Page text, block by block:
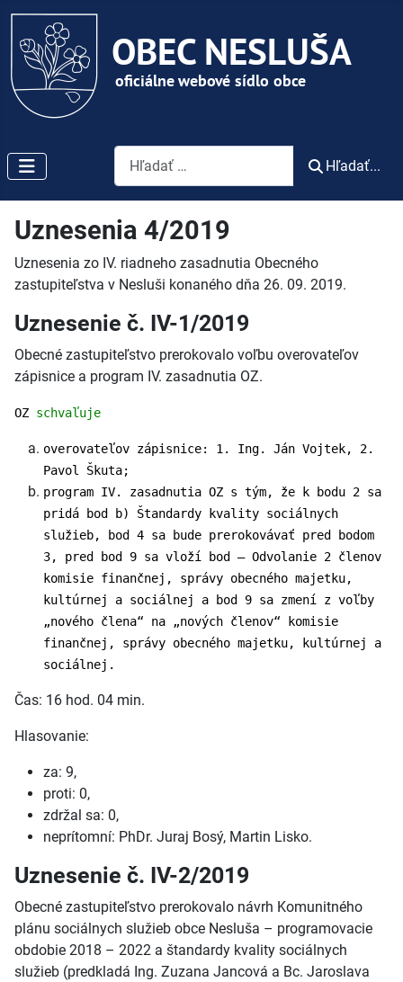
Vyhľadávanie
Hľadať...
Uznesenia 4/2019
Uznesenia zo IV. riadneho zasadnutia Obecného
zastupiteľstva v Nesluši konaného dňa 26. 09. 2019.
Uznesenie č. IV-1/2019
Obecné zastupiteľstvo prerokovalo voľbu overovateľov
zápisnice a program IV. zasadnutia OZ.
OZ schvaľuje
overovateľov zápisnice: 1. Ing. Ján Vojtek, 2.
Pavol Škuta;
program IV. zasadnutia OZ s tým, že k bodu 2 sa
pridá bod b) Štandardy kvality sociálnych
služieb, bod 4 sa bude prerokovávať pred bodom
3, pred bod 9 sa vloží bod – Odvolanie 2 členov
komisie finančnej, správy obecného majetku,
kultúrnej a sociálnej a bod 9 sa zmení z voľby
„nového člena“ na „nových členov“ komisie
finančnej, správy obecného majetku, kultúrnej a
sociálnej.
Čas: 16 hod. 04 min.
Hlasovanie:
za: 9,
proti: 0,
zdržal sa: 0,
neprítomní: PhDr. Juraj Bosý, Martin Lisko.
Uznesenie č. IV-2/2019
Obecné zastupiteľstvo prerokovalo návrh Komunitného
plánu sociálnych služieb obce Nesluša – programovacie
obdobie 2018 – 2022 a štandardy kvality sociálnych
služieb (predkladá Ing. Zuzana Jancová a Bc. Jaroslava